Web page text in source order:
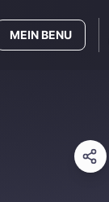
MEIN BENU